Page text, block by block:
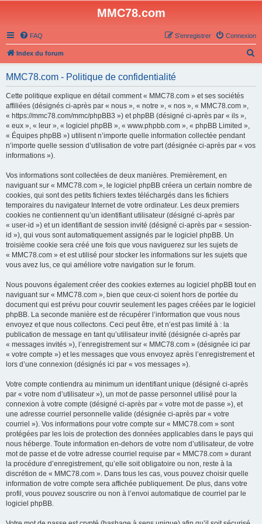
MMC78.com
FAQ Connexion
S’enregistrer
Index du forum
MMC78.com - Politique de confidentialité
Cette politique explique en détail comment « MMC78.com » et ses sociétés
affiliées (désignés ci-après par « nous », « notre », « nos », « MMC78.com »,
« https://mmc78.com/mmc/phpBB3 ») et phpBB (désigné ci-après par « ils »,
« eux », « leur », « logiciel phpBB », « www.phpbb.com », « phpBB Limited »,
« Équipes phpBB ») utilisent n’importe quelle information collectée pendant
n’importe quelle session d’utilisation de votre part (désignée ci-après par « vos
informations »).
Vos informations sont collectées de deux manières. Premièrement, en
naviguant sur « MMC78.com », le logiciel phpBB créera un certain nombre de
cookies, qui sont des petits fichiers textes téléchargés dans les fichiers
temporaires du navigateur Internet de votre ordinateur. Les deux premiers
cookies ne contiennent qu’un identifiant utilisateur (désigné ci-après par
« user-id ») et un identifiant de session invité (désigné ci-après par « session-
id »), qui vous sont automatiquement assignés par le logiciel phpBB. Un
troisième cookie sera créé une fois que vous naviguerez sur les sujets de
« MMC78.com » et est utilisé pour stocker les informations sur les sujets que
vous avez lus, ce qui améliore votre navigation sur le forum.
Nous pouvons également créer des cookies externes au logiciel phpBB tout en
naviguant sur « MMC78.com », bien que ceux-ci soient hors de portée du
document qui est prévu pour couvrir seulement les pages créées par le logiciel
phpBB. La seconde manière est de récupérer l’information que vous nous
envoyez et que nous collectons. Ceci peut être, et n’est pas limité à : la
publication de message en tant qu’utilisateur invité (désignée ci-après par
« messages invités »), l’enregistrement sur « MMC78.com » (désignée ici par
« votre compte ») et les messages que vous envoyez après l’enregistrement et
lors d’une connexion (désignés ici par « vos messages »).
Votre compte contiendra au minimum un identifiant unique (désigné ci-après
par « votre nom d’utilisateur »), un mot de passe personnel utilisé pour la
connexion à votre compte (désigné ci-après par « votre mot de passe »), et
une adresse courriel personnelle valide (désignée ci-après par « votre
courriel »). Vos informations pour votre compte sur « MMC78.com » sont
protégées par les lois de protection des données applicables dans le pays qui
nous héberge. Toute information en-dehors de votre nom d’utilisateur, de votre
mot de passe et de votre adresse courriel requise par « MMC78.com » durant
la procédure d’enregistrement, qu’elle soit obligatoire ou non, reste à la
discrétion de « MMC78.com ». Dans tous les cas, vous pouvez choisir quelle
information de votre compte sera affichée publiquement. De plus, dans votre
profil, vous pouvez souscrire ou non à l’envoi automatique de courriel par le
logiciel phpBB.